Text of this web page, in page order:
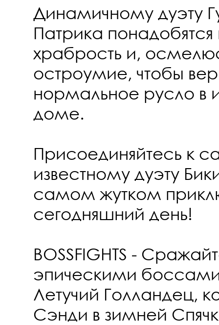
Динамичному дуэту
Патрика понадобятся
храбрость и,
остроумие, чтобы
нормальное русло в
доме.
Присоединяйтесь к
известному дуэту
самом жутком
сегодняшний день!
BOSSFIGHTS -
эпическими
Летучий Голландец,
Сэнди в зимней